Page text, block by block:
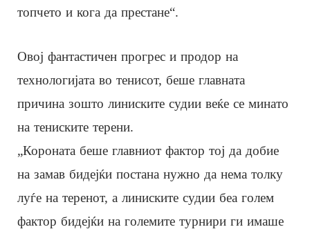
топчето и кога да престане“.
Овој фантастичен прогрес и продор на
технологијата во тенисот, беше главната
причина зошто линиските судии веќе се минато
на тениските терени.
„Короната беше главниот фактор тој да добие
на замав бидејќи постана нужно да нема толку
луѓе на теренот, а линиските судии беа голем
фактор бидејќи на големите турнири ги имаше